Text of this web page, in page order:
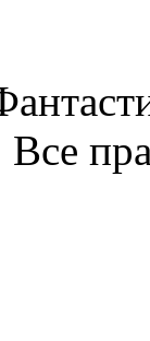
Все